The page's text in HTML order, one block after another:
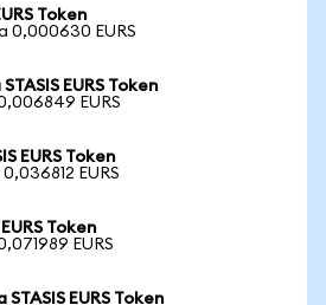
Token
0,000630 EURS
EURS Token
EURS
EURS Token
EURS
Token
EURS
EURS Token